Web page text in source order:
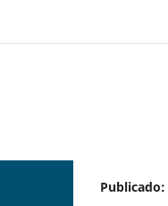
Publicado: